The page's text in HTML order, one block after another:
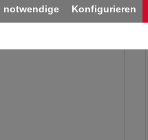
50
notwendige Konfigurieren